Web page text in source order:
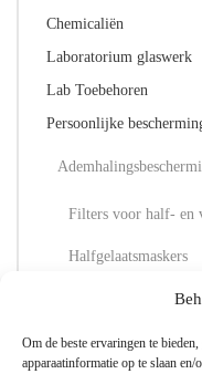
Om de beste ervaringen te
apparaatinformatie op te slaan
Chemicaliën
Laboratorium glaswerk
Lab Toebehoren
Persoonlijke
Filters voor half- en
Halfgelaatsmaskers
Volgelaatsmaskers